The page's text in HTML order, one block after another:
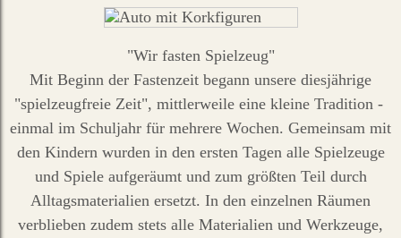
"Wir fasten Spielzeug"
Mit Beginn der Fastenzeit begann unsere diesjährige
"spielzeugfreie Zeit", mittlerweile eine kleine Tradition -
einmal im Schuljahr für mehrere Wochen. Gemeinsam mit
den Kindern wurden in den ersten Tagen alle Spielzeuge
und Spiele aufgeräumt und zum größten Teil durch
Alltagsmaterialien ersetzt. In den einzelnen Räumen
verblieben zudem stets alle Materialien und Werkzeuge,